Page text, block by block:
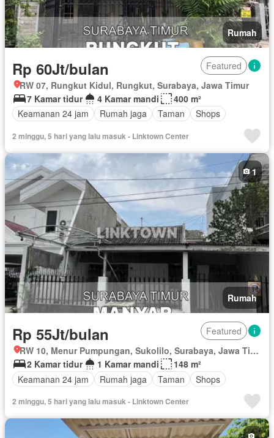
Rumah
Rp 60Jt/bulan
Featured
RW 07, Rungkut Kidul, Rungkut, Surabaya, Jawa Timur
7 Kamar tidur
4 Kamar mandi
400 m²
Keamanan 24 jam
Rumah jaga Taman Shops
2 minggu, 5 hari yang lalu masuk - Linktown Center
Rumah
1
Rp 55Jt/bulan
Featured
RW 10, Menur Pumpungan, Sukolilo, Surabaya, Jawa Timur
2 Kamar tidur
1 Kamar mandi
148 m²
Keamanan 24 jam
Rumah jaga Taman Shops
2 minggu, 5 hari yang lalu masuk - Linktown Center